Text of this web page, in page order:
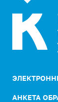
АНКЕТА